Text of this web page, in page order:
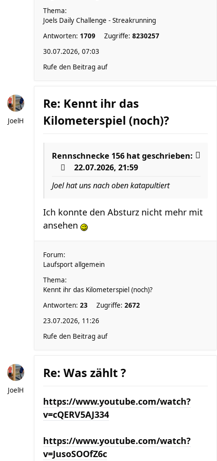
Thema:
Joels Daily Challenge - Streakrunning
Antworten: 1709 Zugriffe: 8230257
30.07.2026, 07:03
Rufe den Beitrag auf
JoelH
Re: Kennt ihr das
Kilometerspiel (noch)?
Rennschnecke 156 hat geschrieben:
22.07.2026, 21:59
Joel hat uns nach oben katapultiert
Ich konnte den Absturz nicht mehr mit
ansehen
Forum:
Laufsport allgemein
Thema:
Kennt ihr das Kilometerspiel (noch)?
Antworten: 23 Zugriffe: 2672
23.07.2026, 11:26
Rufe den Beitrag auf
JoelH
Re: Was zählt ?
https://www.youtube.com/watch?
v=cQERV5AJ334
https://www.youtube.com/watch?
v=JusoSOOfZ6c